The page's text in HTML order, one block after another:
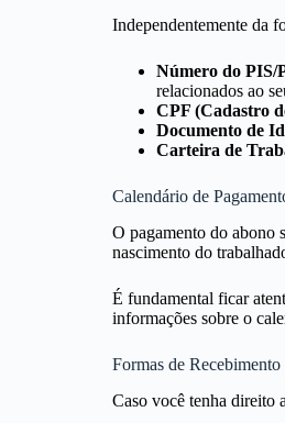
Independentemente da
Número do PIS/
relacionados ao
CPF (Cadastro
Documento de
Carteira de
Calendário de
O pagamento do abono
nascimento do
É fundamental ficar
informações sobre o
Formas de
Caso você tenha direito